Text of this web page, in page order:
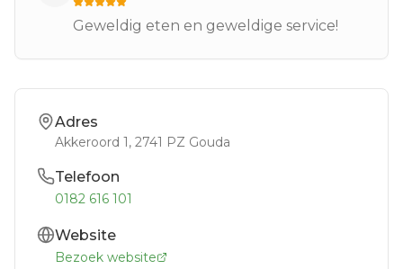
Geweldig eten en geweldige service!
Adres
Akkeroord 1, 2741 PZ Gouda
Telefoon
0182 616 101
Website
Bezoek website